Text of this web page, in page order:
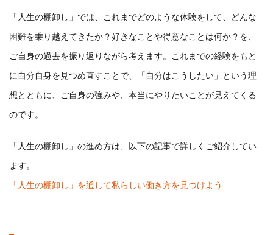
「人生の棚卸し」では、これまでどのような体験をして、どんな
困難を乗り越えてきたか？好きなことや得意なことは何か？を、
ご自身の過去を振り返りながら考えます。これまでの経験をもと
に自分自身を見つめ直すことで、「自分はこうしたい」という理
想とともに、ご自身の強みや、本当にやりたいことが見えてくる
のです。
「人生の棚卸し」の進め方は、以下の記事で詳しくご紹介してい
ます。
「人生の棚卸し」を通して私らしい働き方を見つけよう